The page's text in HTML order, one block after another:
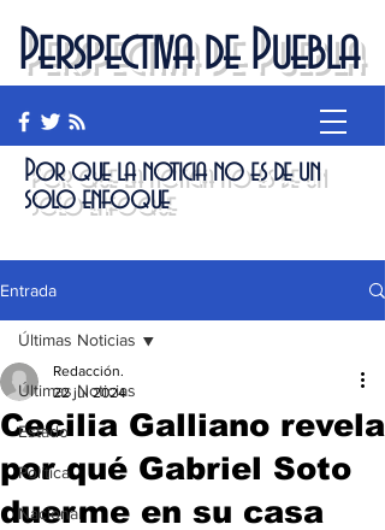
Perspectiva de Puebla
Por que la noticia no es de un
solo enfoque
Entrada
Últimas Noticias
Estado
Política
Nacional
Últimas Noticias
Cecilia Galliano revela
por qué Gabriel Soto
duerme en su casa
Redacción.
22 jul 2024